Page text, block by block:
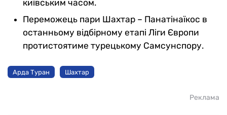
київським часом.
Переможець пари Шахтар – Панатінаїкос в
останньому відбірному етапі Ліги Європи
протистоятиме турецькому Самсунспору.
Арда Туран Шахтар
Реклама